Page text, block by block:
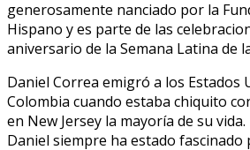
generosamente financiado por la
Hispano y es parte de las
aniversario de la Semana Latina de
Daniel Correa emigró a los Estados
Colombia cuando estaba chiquito
en New Jersey la mayoría de su
Daniel siempre ha estado